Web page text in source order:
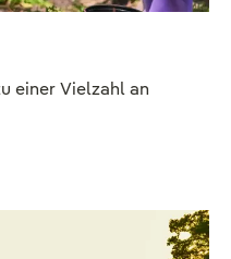
einer Vielzahl an